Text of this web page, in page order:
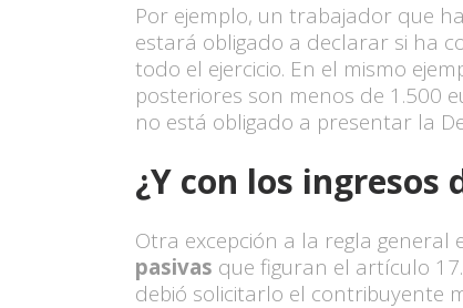
Por ejemplo, un trabajador que
estará obligado a declarar si ha
todo el ejercicio. En el mismo
posteriores son menos de 1.500
no está obligado a presentar la
¿Y con los ingresos
Otra excepción a la regla general
pasivas que figuran el artículo
debió solicitarlo el contribuyente